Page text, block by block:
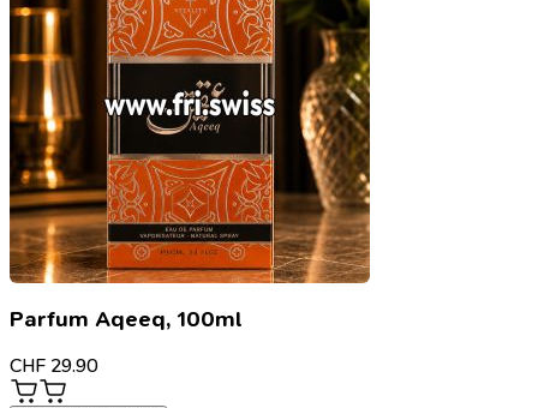
Parfum Aqeeq, 100ml
CHF 29.90